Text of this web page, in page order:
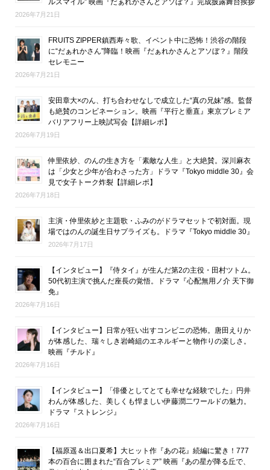
ルスマイル” 映画『だぁれかさんとアソぼ？』完成披露舞台挨拶
2026年7月21日
FRUITS ZIPPER鎮西寿々歌、イベント中に恐怖！渋谷の階段
に“だぁれかさん”降臨！映画『だぁれかさんとアソぼ？』階段
セレモニー
2026年7月21日
安田章大×のん、打ち合わせなしで成立した“真の兄妹”感。監督
も絶賛のコンビネーション。映画『平行と垂直』東京プレミア
バリアフリー上映試写会【詳細レポ】
2026年7月19日
仲里依紗、のんの生き方を「素敵な人生」と大絶賛。深川麻衣
は「少女と少年が合わさった方」ドラマ『Tokyo middle 30』会
見で女子トーク炸裂【詳細レポ】
2026年7月18日
主演・仲里依紗と主題歌・ふみのがドラマセットで初対面。現
場ではのんの誕生日サプライズも。ドラマ『Tokyo middle 30』
2026年7月17日
【インタビュー】『侍タイ』が生んだ第2の主役・田村ツトム。
50代初主演で挑んだ座長の覚悟。ドラマ『心配無用ノ介 天下御
免』
2026年7月16日
【インタビュー】日常が狂い出すコンビニの恐怖。唐田えりか
が体感した、瑞々しき岩崎組のエネルギーと物作りの楽しさ。
映画『チルド』
2026年7月16日
【インタビュー】「俳優としてとても幸せな経験でした」円井
わんが体感した、美しくも悍ましい伊藤潤二ワールドの魅力。
ドラマ『ストレンジ』
2026年7月16日
【福原遥＆出口夏希】大ヒット作『あの花』続編に驚き！777
本の百合に囲まれた“百合プレミア” 映画『あの星が降る丘で、